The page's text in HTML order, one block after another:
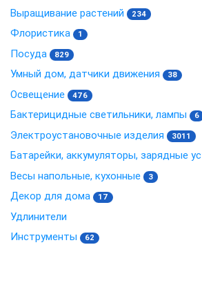
Выращивание растений 234
Флористика 1
Посуда 829
Умный дом, датчики движения 38
Освещение 476
Бактерицидные светильники, лампы 6
Электроустановочные изделия 3011
Батарейки, аккумуляторы, зарядные
Весы напольные, кухонные 3
Декор для дома 17
Удлинители
Инструменты
62